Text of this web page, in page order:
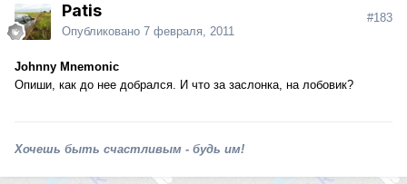
Patis
Опубликовано 7 февраля, 2011
#183
Johnny Mnemonic
Опиши, как до нее добрался. И что за заслонка, на лобовик?
Хочешь быть счастливым - будь им!